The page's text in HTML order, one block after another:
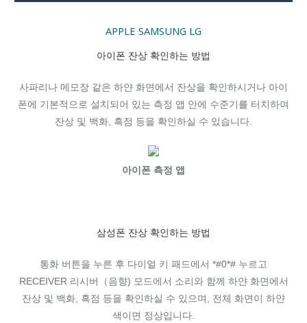
APPLE SAMSUNG LG
아이폰 잔상 확인하는 방법
사파리나 메모장 같은 하얀 화면에서 잔상을 확인하시거나 아이
폰에 기본적으로 설치되어 있는 측정 앱 안에 수준기를 터치하여
잔상 및 백화, 흑점 등을 확인하실 수 있습니다.
아이폰 측정 앱
삼성폰 잔상 확인하는 방법
통화 버튼을 누른 후 다이얼 키 패드에서 *#0*# 누르고
RECEIVER 리시버（음향) 모드에서 소리와 함께 하얀 화면에서
잔상 및 백화, 흑점 등을 확인하실 수 있으며, 전체 화면이 하얀
색이면 정상입니다.